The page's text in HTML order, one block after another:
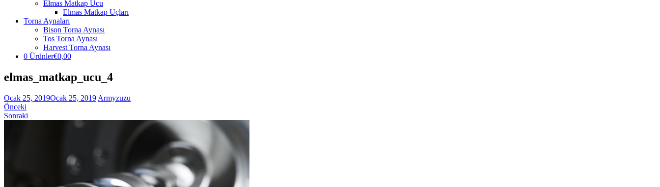
Elmas Matkap Ucu
Elmas Matkap Uçları
Torna Aynaları
Bison Torna Aynası
Tos Torna Aynası
Harvest Torna Aynası
0 Ürünler€0,00
elmas_matkap_ucu_4
Ocak 25, 2019Ocak 25, 2019 Armyzuzu
Önceki
Sonraki